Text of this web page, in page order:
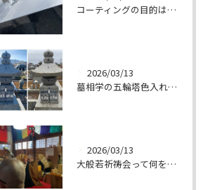
コーティングの目的は 墓石を保護することです 岐阜のお墓掃除屋「磨き専隊」です
2026/03/13
墓相学の五輪塔色入れ 岐阜のお墓掃除屋「磨き専隊」です
2026/03/13
大般若祈祷会って何をするの？ 岐阜のお墓掃除屋「磨き専隊」です